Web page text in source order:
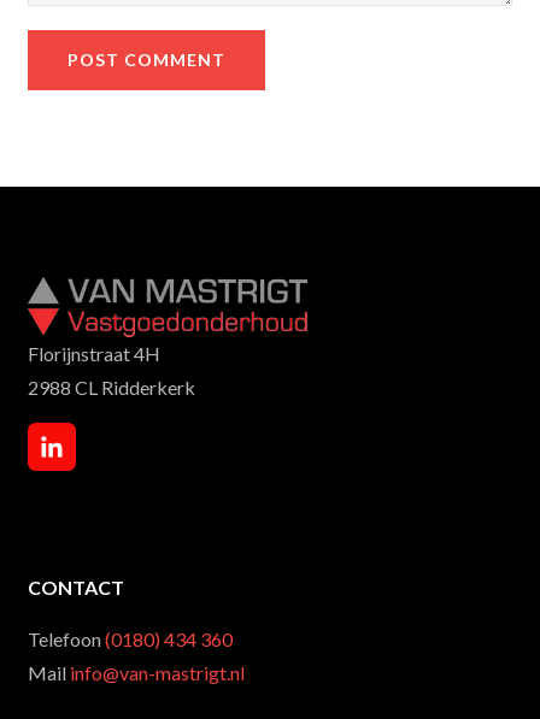
Florijnstraat 4H
2988 CL Ridderkerk
CONTACT
Telefoon(0180) 434 360
Mail info@van-mastrigt.nl